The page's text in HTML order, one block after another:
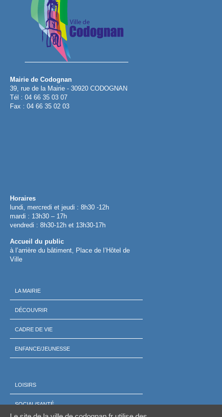
Mairie de Codognan
39, rue de la Mairie - 30920 CODOGNAN
Tél : 04 66 35 03 07
Fax : 04 66 35 02 03
Horaires
lundi, mercredi et jeudi : 8h30 -12h
mardi : 13h30 – 17h
vendredi : 8h30-12h et 13h30-17h
Accueil du public
à l’arrière du bâtiment, Place de l’Hôtel de
Ville
LA MAIRIE
DÉCOUVRIR
CADRE DE VIE
ENFANCE/JEUNESSE
LOISIRS
SOCIAL/SANTÉ